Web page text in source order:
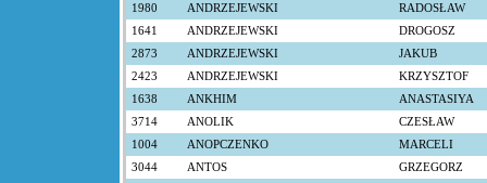
1980
ANDRZEJEWSKI
RADOSŁAW
1641
ANDRZEJEWSKI
DROGOSZ
2873
ANDRZEJEWSKI
JAKUB
2423
ANDRZEJEWSKI
KRZYSZTOF
1638
ANKHIM
ANASTASIYA
3714
ANOLIK
CZESŁAW
1004
ANOPCZENKO
MARCELI
3044
ANTOS
GRZEGORZ